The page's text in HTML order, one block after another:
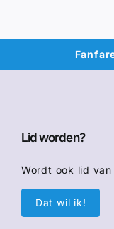
Lid worden?
Wordt ook lid
Dat wil ik!